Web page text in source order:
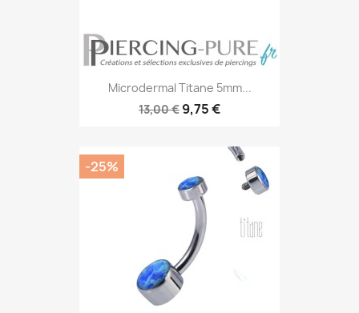
Microdermal Titane 5mm...
13,00 € 9,75 €
-25%